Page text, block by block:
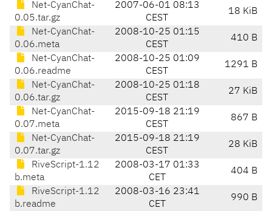
Net-CyanChat-
0.05.tar.gz
2007-06-01 08:13
CEST
18 KiB
Net-CyanChat-
0.06.meta
2008-10-25 01:15
CEST
410 B
Net-CyanChat-
0.06.readme
2008-10-25 01:09
CEST
1291 B
Net-CyanChat-
0.06.tar.gz
2008-10-25 01:18
CEST
27 KiB
Net-CyanChat-
0.07.meta
2015-09-18 21:19
CEST
867 B
Net-CyanChat-
0.07.tar.gz
2015-09-18 21:19
CEST
28 KiB
RiveScript-1.12
b.meta
2008-03-17 01:33
CET
404 B
RiveScript-1.12
b.readme
2008-03-16 23:41
CET
990 B